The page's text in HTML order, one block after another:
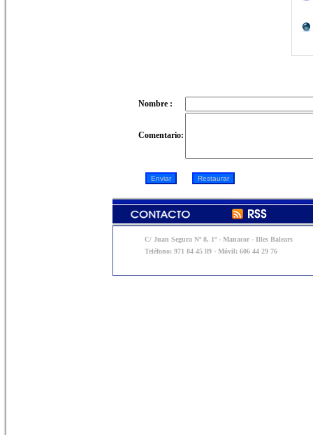
Nombre :
Comentario:
C/ Juan Segura Nº 8, 1º - Manacor - Illes Balears
Teléfono: 971 84 45 89 - Móvil: 606 44 29 76